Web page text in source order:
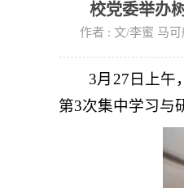
校党委举办
作者 : 文/李蜜 马
3月27日上午
第3次集中学习与